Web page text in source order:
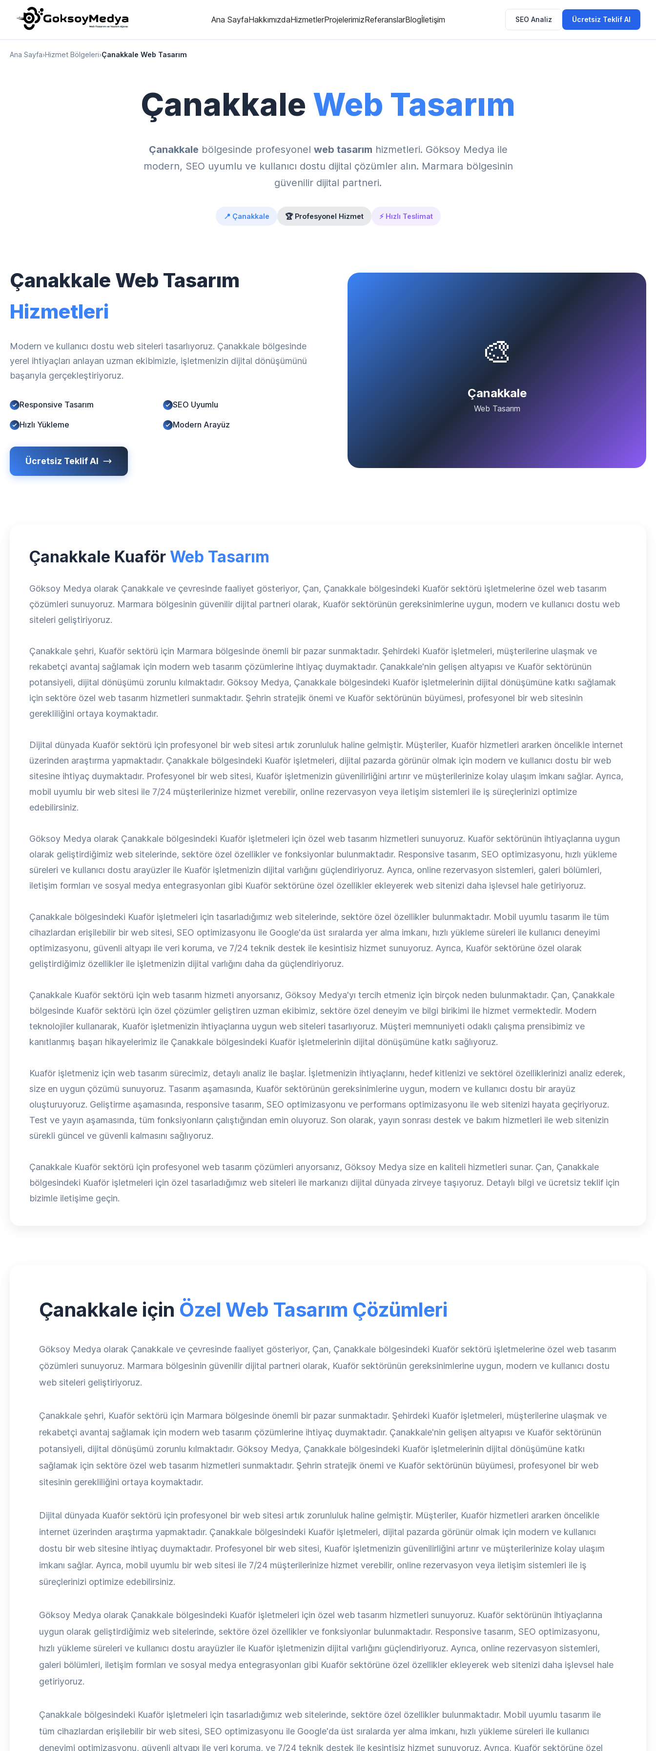
Ana SayfaHakkımızdaHizmetlerProjelerimizReferanslarBlogİletişim SEO Analiz Ücretsiz Teklif Al
Ana Sayfa›Hizmet Bölgeleri›Çanakkale Web Tasarım
Çanakkale Web Tasarım
Çanakkale bölgesinde profesyonel web tasarım hizmetleri. Göksoy Medya ile
modern, SEO uyumlu ve kullanıcı dostu dijital çözümler alın. Marmara bölgesinin
güvenilir dijital partneri.
📍 Çanakkale 🏆 Profesyonel Hizmet ⚡ Hızlı Teslimat
Çanakkale Web Tasarım
Hizmetleri
Modern ve kullanıcı dostu web siteleri tasarlıyoruz. Çanakkale bölgesinde
yerel ihtiyaçları anlayan uzman ekibimizle, işletmenizin dijital dönüşümünü
başarıyla gerçekleştiriyoruz.
Responsive Tasarım SEO Uyumlu
Hızlı Yükleme Modern Arayüz
Ücretsiz Teklif Al
🎨
Çanakkale
Web Tasarım
Çanakkale Kuaför Web Tasarım
Göksoy Medya olarak Çanakkale ve çevresinde faaliyet gösteriyor, Çan, Çanakkale bölgesindeki Kuaför sektörü işletmelerine özel web tasarım
çözümleri sunuyoruz. Marmara bölgesinin güvenilir dijital partneri olarak, Kuaför sektörünün gereksinimlerine uygun, modern ve kullanıcı dostu web
siteleri geliştiriyoruz.
Çanakkale şehri, Kuaför sektörü için Marmara bölgesinde önemli bir pazar sunmaktadır. Şehirdeki Kuaför işletmeleri, müşterilerine ulaşmak ve
rekabetçi avantaj sağlamak için modern web tasarım çözümlerine ihtiyaç duymaktadır. Çanakkale'nin gelişen altyapısı ve Kuaför sektörünün
potansiyeli, dijital dönüşümü zorunlu kılmaktadır. Göksoy Medya, Çanakkale bölgesindeki Kuaför işletmelerinin dijital dönüşümüne katkı sağlamak
için sektöre özel web tasarım hizmetleri sunmaktadır. Şehrin stratejik önemi ve Kuaför sektörünün büyümesi, profesyonel bir web sitesinin
gerekliliğini ortaya koymaktadır.
Dijital dünyada Kuaför sektörü için profesyonel bir web sitesi artık zorunluluk haline gelmiştir. Müşteriler, Kuaför hizmetleri ararken öncelikle internet
üzerinden araştırma yapmaktadır. Çanakkale bölgesindeki Kuaför işletmeleri, dijital pazarda görünür olmak için modern ve kullanıcı dostu bir web
sitesine ihtiyaç duymaktadır. Profesyonel bir web sitesi, Kuaför işletmenizin güvenilirliğini artırır ve müşterilerinize kolay ulaşım imkanı sağlar. Ayrıca,
mobil uyumlu bir web sitesi ile 7/24 müşterilerinize hizmet verebilir, online rezervasyon veya iletişim sistemleri ile iş süreçlerinizi optimize
edebilirsiniz.
Göksoy Medya olarak Çanakkale bölgesindeki Kuaför işletmeleri için özel web tasarım hizmetleri sunuyoruz. Kuaför sektörünün ihtiyaçlarına uygun
olarak geliştirdiğimiz web sitelerinde, sektöre özel özellikler ve fonksiyonlar bulunmaktadır. Responsive tasarım, SEO optimizasyonu, hızlı yükleme
süreleri ve kullanıcı dostu arayüzler ile Kuaför işletmenizin dijital varlığını güçlendiriyoruz. Ayrıca, online rezervasyon sistemleri, galeri bölümleri,
iletişim formları ve sosyal medya entegrasyonları gibi Kuaför sektörüne özel özellikler ekleyerek web sitenizi daha işlevsel hale getiriyoruz.
Çanakkale bölgesindeki Kuaför işletmeleri için tasarladığımız web sitelerinde, sektöre özel özellikler bulunmaktadır. Mobil uyumlu tasarım ile tüm
cihazlardan erişilebilir bir web sitesi, SEO optimizasyonu ile Google'da üst sıralarda yer alma imkanı, hızlı yükleme süreleri ile kullanıcı deneyimi
optimizasyonu, güvenli altyapı ile veri koruma, ve 7/24 teknik destek ile kesintisiz hizmet sunuyoruz. Ayrıca, Kuaför sektörüne özel olarak
geliştirdiğimiz özellikler ile işletmenizin dijital varlığını daha da güçlendiriyoruz.
Çanakkale Kuaför sektörü için web tasarım hizmeti arıyorsanız, Göksoy Medya'yı tercih etmeniz için birçok neden bulunmaktadır. Çan, Çanakkale
bölgesinde Kuaför sektörü için özel çözümler geliştiren uzman ekibimiz, sektöre özel deneyim ve bilgi birikimi ile hizmet vermektedir. Modern
teknolojiler kullanarak, Kuaför işletmenizin ihtiyaçlarına uygun web siteleri tasarlıyoruz. Müşteri memnuniyeti odaklı çalışma prensibimiz ve
kanıtlanmış başarı hikayelerimiz ile Çanakkale bölgesindeki Kuaför işletmelerinin dijital dönüşümüne katkı sağlıyoruz.
Kuaför işletmeniz için web tasarım sürecimiz, detaylı analiz ile başlar. İşletmenizin ihtiyaçlarını, hedef kitlenizi ve sektörel özelliklerinizi analiz ederek,
size en uygun çözümü sunuyoruz. Tasarım aşamasında, Kuaför sektörünün gereksinimlerine uygun, modern ve kullanıcı dostu bir arayüz
oluşturuyoruz. Geliştirme aşamasında, responsive tasarım, SEO optimizasyonu ve performans optimizasyonu ile web sitenizi hayata geçiriyoruz.
Test ve yayın aşamasında, tüm fonksiyonların çalıştığından emin oluyoruz. Son olarak, yayın sonrası destek ve bakım hizmetleri ile web sitenizin
sürekli güncel ve güvenli kalmasını sağlıyoruz.
Çanakkale Kuaför sektörü için profesyonel web tasarım çözümleri arıyorsanız, Göksoy Medya size en kaliteli hizmetleri sunar. Çan, Çanakkale
bölgesindeki Kuaför işletmeleri için özel tasarladığımız web siteleri ile markanızı dijital dünyada zirveye taşıyoruz. Detaylı bilgi ve ücretsiz teklif için
bizimle iletişime geçin.
Çanakkale için Özel Web Tasarım Çözümleri
Göksoy Medya olarak Çanakkale ve çevresinde faaliyet gösteriyor, Çan, Çanakkale bölgesindeki Kuaför sektörü işletmelerine özel web tasarım
çözümleri sunuyoruz. Marmara bölgesinin güvenilir dijital partneri olarak, Kuaför sektörünün gereksinimlerine uygun, modern ve kullanıcı dostu
web siteleri geliştiriyoruz.
Çanakkale şehri, Kuaför sektörü için Marmara bölgesinde önemli bir pazar sunmaktadır. Şehirdeki Kuaför işletmeleri, müşterilerine ulaşmak ve
rekabetçi avantaj sağlamak için modern web tasarım çözümlerine ihtiyaç duymaktadır. Çanakkale'nin gelişen altyapısı ve Kuaför sektörünün
potansiyeli, dijital dönüşümü zorunlu kılmaktadır. Göksoy Medya, Çanakkale bölgesindeki Kuaför işletmelerinin dijital dönüşümüne katkı
sağlamak için sektöre özel web tasarım hizmetleri sunmaktadır. Şehrin stratejik önemi ve Kuaför sektörünün büyümesi, profesyonel bir web
sitesinin gerekliliğini ortaya koymaktadır.
Dijital dünyada Kuaför sektörü için profesyonel bir web sitesi artık zorunluluk haline gelmiştir. Müşteriler, Kuaför hizmetleri ararken öncelikle
internet üzerinden araştırma yapmaktadır. Çanakkale bölgesindeki Kuaför işletmeleri, dijital pazarda görünür olmak için modern ve kullanıcı
dostu bir web sitesine ihtiyaç duymaktadır. Profesyonel bir web sitesi, Kuaför işletmenizin güvenilirliğini artırır ve müşterilerinize kolay ulaşım
imkanı sağlar. Ayrıca, mobil uyumlu bir web sitesi ile 7/24 müşterilerinize hizmet verebilir, online rezervasyon veya iletişim sistemleri ile iş
süreçlerinizi optimize edebilirsiniz.
Göksoy Medya olarak Çanakkale bölgesindeki Kuaför işletmeleri için özel web tasarım hizmetleri sunuyoruz. Kuaför sektörünün ihtiyaçlarına
uygun olarak geliştirdiğimiz web sitelerinde, sektöre özel özellikler ve fonksiyonlar bulunmaktadır. Responsive tasarım, SEO optimizasyonu,
hızlı yükleme süreleri ve kullanıcı dostu arayüzler ile Kuaför işletmenizin dijital varlığını güçlendiriyoruz. Ayrıca, online rezervasyon sistemleri,
galeri bölümleri, iletişim formları ve sosyal medya entegrasyonları gibi Kuaför sektörüne özel özellikler ekleyerek web sitenizi daha işlevsel hale
getiriyoruz.
Çanakkale bölgesindeki Kuaför işletmeleri için tasarladığımız web sitelerinde, sektöre özel özellikler bulunmaktadır. Mobil uyumlu tasarım ile
tüm cihazlardan erişilebilir bir web sitesi, SEO optimizasyonu ile Google'da üst sıralarda yer alma imkanı, hızlı yükleme süreleri ile kullanıcı
deneyimi optimizasyonu, güvenli altyapı ile veri koruma, ve 7/24 teknik destek ile kesintisiz hizmet sunuyoruz. Ayrıca, Kuaför sektörüne özel